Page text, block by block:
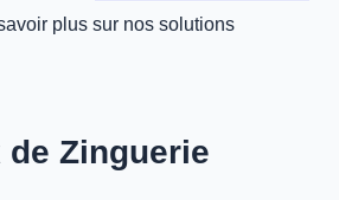
plus sur nos solutions
de Zinguerie